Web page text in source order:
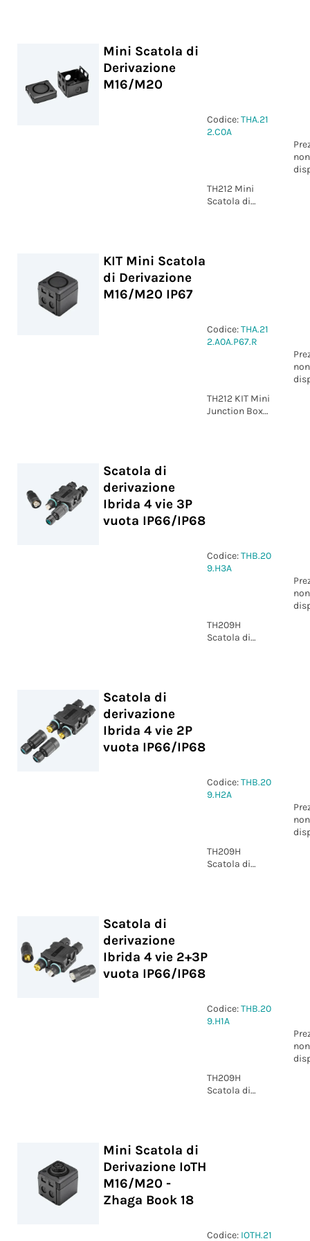
Mini Scatola di
Derivazione
M16/M20
Codice:THA.21
2.C0A
non
TH212 Mini
Scatola di
KIT Mini Scatola
di Derivazione
M16/M20 IP67
Codice:THA.21
2.A0A.P67.R
non
TH212 KIT Mini
Junction Box
Scatola di
derivazione
Ibrida 4 vie 3P
vuota IP66/IP68
Codice:THB.20
9.H3A
non
TH209H
Scatola di
Scatola di
derivazione
Ibrida 4 vie 2P
vuota IP66/IP68
Codice:THB.20
9.H2A
non
TH209H
Scatola di
Scatola di
derivazione
Ibrida 4 vie 2+3P
vuota IP66/IP68
Codice:THB.20
9.H1A
non
TH209H
Scatola di
Mini Scatola di
Derivazione IoTH
M16/M20 -
Zhaga Book 18
Codice: IOTH.21